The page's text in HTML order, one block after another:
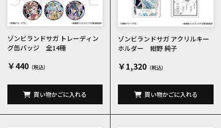
ゾンビランドサガ トレーディン
グ缶バッジ 全14種
￥440
買い物かごに入れる
ゾンビランドサガ アクリルキー
ホルダー 紺野 純子
￥1,320
買い物かごに入れる